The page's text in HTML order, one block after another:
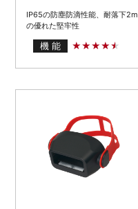
IP65の防塵防滴性能、耐落下2m
の優れた堅牢性
機 能